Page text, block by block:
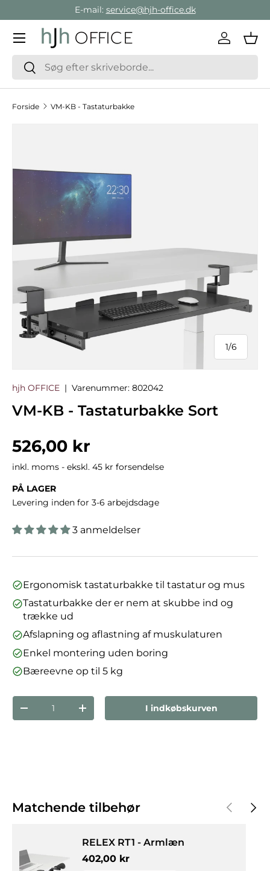
Gå direkte til indholdet
E-mail: service@hjh-office.dk
SøgSøg
Log ind
Menu
Forside VM-KB - Tastaturbakke
1/
af
6
hjh OFFICE | Varenummer: 802042
VM-KB - Tastaturbakke Sort
Normalpris
526,00 kr
inkl. moms - ekskl. 45 kr forsendelse
PÅ LAGER
Levering inden for 3-6 arbejdsdage
3 anmeldelser
Ergonomisk tastaturbakke til tastatur og mus
Tastaturbakke der er nem at skubbe ind og
trække ud
Afslapning og aflastning af muskulaturen
Enkel montering uden boring
Bæreevne op til 5 kg
Antal
Reducer mængdenForøg mængdenI indkøbskurven
Matchende tilbehør Forrige
RELEX RT1 - Armlæn
Normalpris
402,00 kr